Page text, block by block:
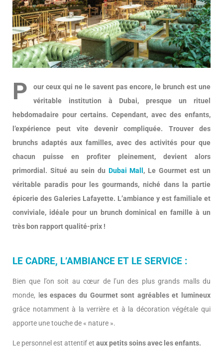
P
our ceux qui ne le savent pas encore, le brunch est une
véritable institution à Dubai, presque un rituel
hebdomadaire pour certains. Cependant, avec des enfants,
l’expérience peut vite devenir compliquée. Trouver des
brunchs adaptés aux familles, avec des activités pour que
chacun puisse en profiter pleinement, devient alors
primordial. Situé au sein du Dubai Mall , Le Gourmet est un
véritable paradis pour les gourmands, niché dans la partie
épicerie des Galeries Lafayette. L’ambiance y est familiale et
conviviale, idéale pour un brunch dominical en famille à un
très bon rapport qualité-prix !
LE CADRE, L’AMBIANCE ET LE SERVICE :
Bien que l’on soit au cœur de l’un des plus grands malls du
monde, l es espaces du Gourmet sont agréables et lumineux
grâce notamment à la verrière et à la décoration végétale qui
apporte une touche de « nature ».
Le personnel est attentif et aux petits soins avec les enfants.